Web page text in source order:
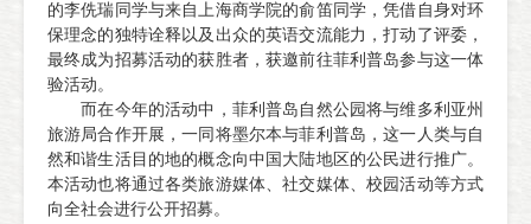
的李侁瑞同学与来自上海商学院的俞笛同学，凭借自身对环
保理念的独特诠释以及出众的英语交流能力，打动了评委，
最终成为招募活动的获胜者，获邀前往菲利普岛参与这一体
验活动。
而在今年的活动中，菲利普岛自然公园将与维多利亚州
旅游局合作开展，一同将墨尔本与菲利普岛，这一人类与自
然和谐生活目的地的概念向中国大陆地区的公民进行推广。
本活动也将通过各类旅游媒体、社交媒体、校园活动等方式
向全社会进行公开招募。